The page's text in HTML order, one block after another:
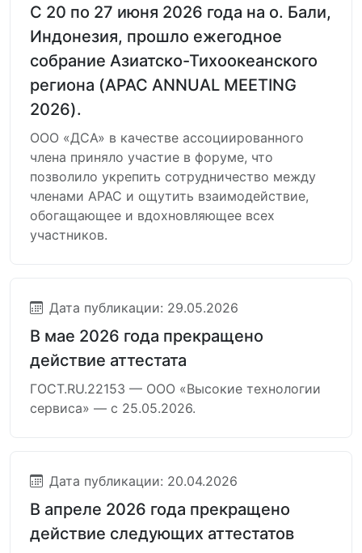
С 20 по 27 июня 2026 года на о. Бали,
Индонезия, прошло ежегодное
собрание Азиатско-Тихоокеанского
региона (APAC ANNUAL MEETING
2026).
ООО «ДСА» в качестве ассоциированного
члена приняло участие в форуме, что
позволило укрепить сотрудничество между
членами APAC и ощутить взаимодействие,
обогащающее и вдохновляющее всех
участников.
Дата публикации: 29.05.2026
В мае 2026 года прекращено
действие аттестата
ГОСТ.RU.22153 — ООО «Высокие технологии
сервиса» — с 25.05.2026.
Дата публикации: 20.04.2026
В апреле 2026 года прекращено
действие следующих аттестатов